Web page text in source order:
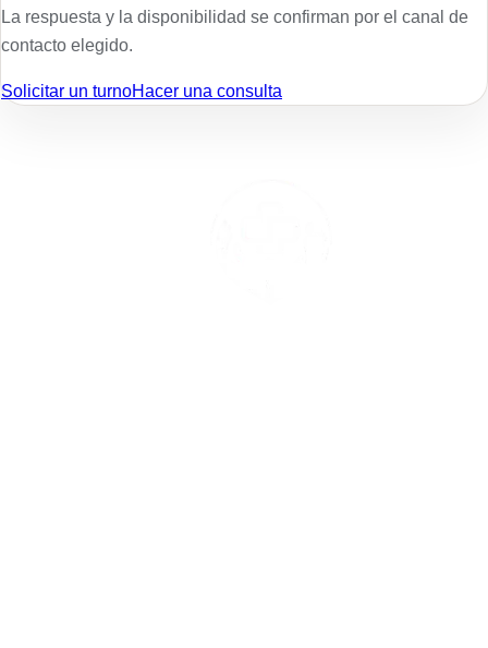
La respuesta y la disponibilidad se confirman por el canal de
contacto elegido.
Solicitar un turnoHacer una consulta